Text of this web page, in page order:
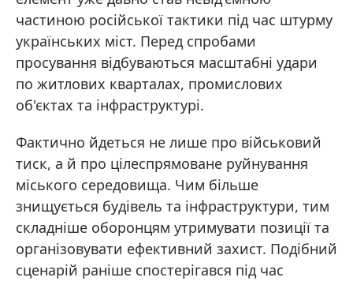
частиною російської тактики під час штурму
українських міст. Перед спробами
просування відбуваються масштабні удари
по житлових кварталах, промислових
об'єктах та інфраструктурі.
Фактично йдеться не лише про військовий
тиск, а й про цілеспрямоване руйнування
міського середовища. Чим більше
знищується будівель та інфраструктури, тим
складніше оборонцям утримувати позиції та
організовувати ефективний захист. Подібний
сценарій раніше спостерігався під час